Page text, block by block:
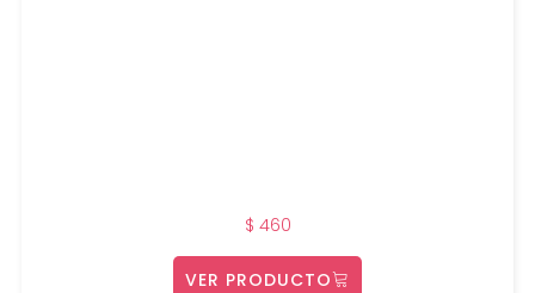
$ 460
VER PRODUCTO